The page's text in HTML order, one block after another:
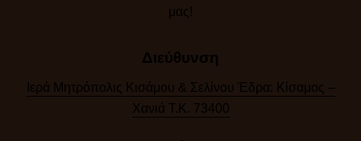
μας!​
Διεύθυνση
Ιερά Μητρόπολις Κισάμου & Σελίνου Έδρα: Κίσαμος –
Χανιά Τ.Κ. 73400